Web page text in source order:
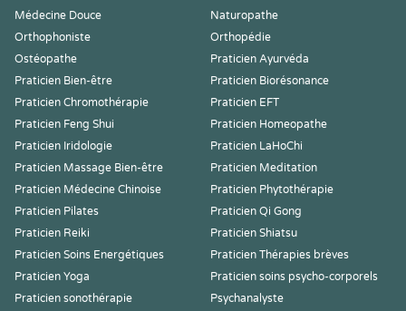
Médecine Douce
Naturopathe
Orthophoniste
Orthopédie
Ostéopathe
Praticien Ayurvéda
Praticien Bien-être
Praticien Biorésonance
Praticien Chromothérapie
Praticien EFT
Praticien Feng Shui
Praticien Homeopathe
Praticien Iridologie
Praticien LaHoChi
Praticien Massage Bien-être
Praticien Meditation
Praticien Médecine Chinoise
Praticien Phytothérapie
Praticien Pilates
Praticien Qi Gong
Praticien Reiki
Praticien Shiatsu
Praticien Soins Energétiques
Praticien Thérapies brèves
Praticien Yoga
Praticien soins psycho-corporels
Praticien sonothérapie
Psychanalyste